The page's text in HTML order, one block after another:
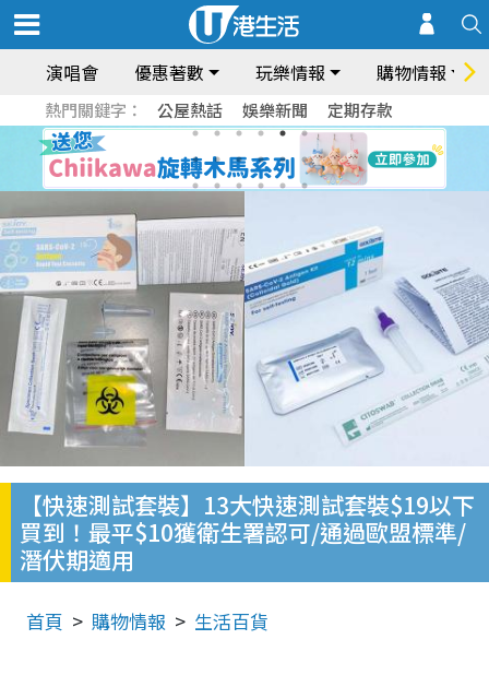
演唱會 優惠著數 玩樂情報 購物情報
熱門關鍵字： 公屋熱話 娛樂新聞 定期存款
【快速測試套裝】13大快速測試套裝$19以下
買到！最平$10獲衛生署認可/通過歐盟標準/
潛伏期適用
首頁 購物情報 生活百貨